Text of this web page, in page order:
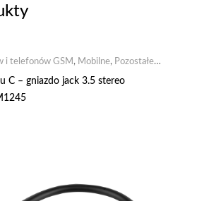
i telefonów GSM , Mobilne, Pozostałe
C – gniazdo jack 3.5 stereo